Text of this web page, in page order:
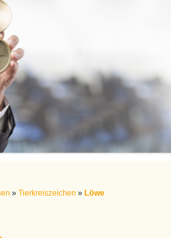
» Tierkreiszeichen » Löwe